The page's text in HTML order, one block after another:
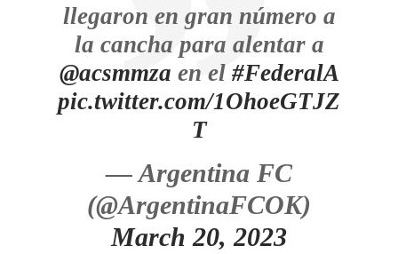
llegaron en gran número a
la cancha para alentar a
@acsmmza en el #FederalA
pic.twitter.com/1OhoeGTJZ
T
— Argentina FC
(@ArgentinaFCOK)
March 20, 2023